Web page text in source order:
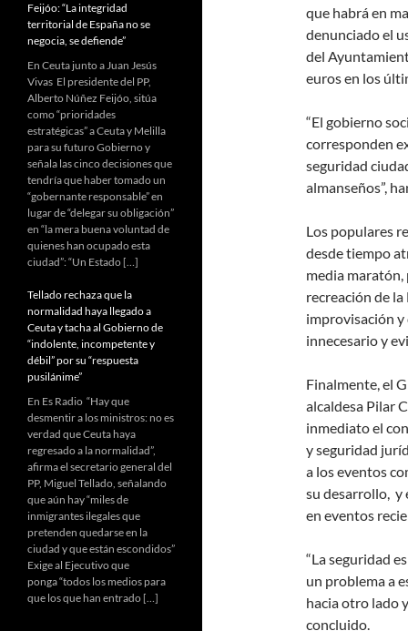
que habrá en
denunciado el
del
euros en los
“El gobierno
corresponden
seguridad
almanseños”,
Los populares
desde tiempo
media maratón,
recreación de
improvisación
innecesario y
Finalmente, el
alcaldesa Pilar
inmediato el
y seguridad
a los eventos
su desarrollo, y
en eventos
“La seguridad
un problema a
hacia otro lado
concluido.
Feijóo: “La integridad
territorial de España no se
negocia, se defiende”
En Ceuta junto a Juan Jesús
Vivas El presidente del PP,
Alberto Núñez Feijóo, sitúa
como “prioridades
estratégicas” a Ceuta y Melilla
para su futuro Gobierno y
señala las cinco decisiones que
tendría que haber tomado un
“gobernante responsable” en
lugar de “delegar su obligación”
en “la mera buena voluntad de
quienes han ocupado esta
ciudad”: “Un Estado […]
Tellado rechaza que la
normalidad haya llegado a
Ceuta y tacha al Gobierno de
“indolente, incompetente y
débil” por su “respuesta
pusilánime”
En Es Radio “Hay que
desmentir a los ministros: no es
verdad que Ceuta haya
regresado a la normalidad”,
afirma el secretario general del
PP, Miguel Tellado, señalando
que aún hay “miles de
inmigrantes ilegales que
pretenden quedarse en la
ciudad y que están escondidos”
Exige al Ejecutivo que
ponga “todos los medios para
que los que han entrado […]